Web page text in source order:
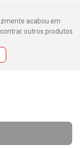
acabou em
outros produtos